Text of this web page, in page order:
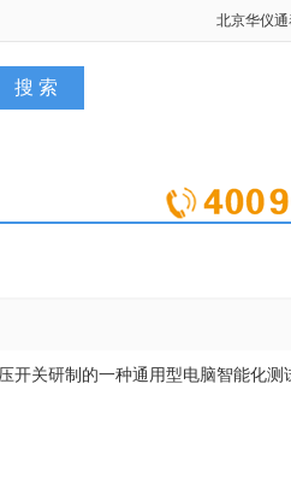
北京华仪
关研制的一种通用型电脑智能化测